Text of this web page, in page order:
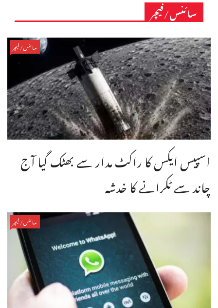
سائنس/فیچر
سائنس/فیچر
اسپیس ایکس کا راکٹ مدار سے بھٹک گیا آج
چاند سے ٹکرانے کا خدشہ
سائنس/فیچر